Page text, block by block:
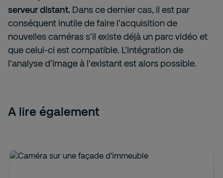
serveur distant. Dans ce dernier cas, il est par
conséquent inutile de faire l'acquisition de
nouvelles caméras s'il existe déjà un parc vidéo et
que celui-ci est compatible. L’intégration de
l'analyse d'image à l'existant est alors possible.
A lire également